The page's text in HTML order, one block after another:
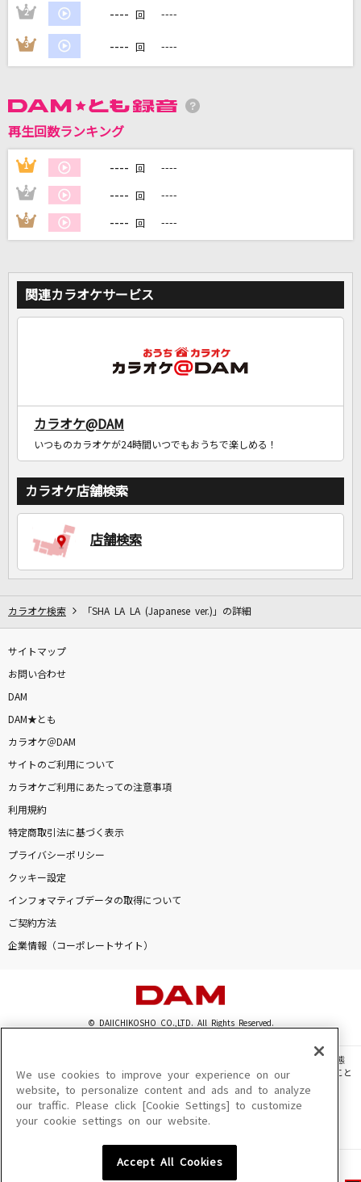
カラオケ最新情報をチェック！
2 ---- 回 ----
3 ---- 回 ----
再生回数ランキング
1 ---- 回 ----
2 ---- 回 ----
3 ---- 回 ----
関連カラオケサービス
カラオケ@DAM
いつものカラオケが24時間いつでもおうちで楽しめる！
カラオケ店舗検索
店舗検索
カラオケ検索 「SHA LA LA (Japanese ver.)」の詳細
サイトマップ
お問い合わせ
DAM
DAM★とも
カラオケ＠DAM
サイトのご利用について
カラオケご利用にあたっての注意事項
利用規約
特定商取引法に基づく表示
プライバシーポリシー
クッキー設定
インフォマティブデータの取得について
ご契約方法
企業情報（コーポレートサイト）
© DAIICHIKOSHO CO.,LTD. All Rights Reserved.
このサイトに掲載されている一切の文章・画像・写真・動画・音声等を、手段や形態
を問わず、著作権法の定める範囲を超えて無断で複製、転載、ファイル化などすること
を禁じます。
楽曲及びコンテンツは、機種によりご利用いただけない場合があります。
楽曲及びコンテンツの配信日、配信内容が変更になる場合があります。
We use cookies to improve your experience on our
website, to personalize content and ads and to analyze
our traffic. Please click [Cookie Settings] to customize
your cookie settings on our website.
Accept All Cookies